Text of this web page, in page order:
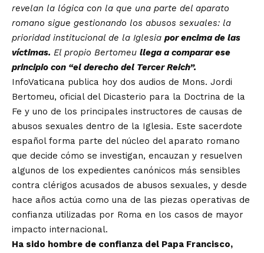
revelan la lógica con la que una parte del aparato
romano sigue gestionando los abusos sexuales: la
prioridad institucional de la Iglesia por encima de las
víctimas. El propio Bertomeu llega a comparar ese
principio con “el derecho del Tercer Reich”.
InfoVaticana publica hoy dos audios de Mons. Jordi
Bertomeu, oficial del Dicasterio para la Doctrina de la
Fe y uno de los principales instructores de causas de
abusos sexuales dentro de la Iglesia. Este sacerdote
español forma parte del núcleo del aparato romano
que decide cómo se investigan, encauzan y resuelven
algunos de los expedientes canónicos más sensibles
contra clérigos acusados de abusos sexuales, y desde
hace años actúa como una de las piezas operativas de
confianza utilizadas por Roma en los casos de mayor
impacto internacional.
Ha sido hombre de confianza del Papa Francisco,